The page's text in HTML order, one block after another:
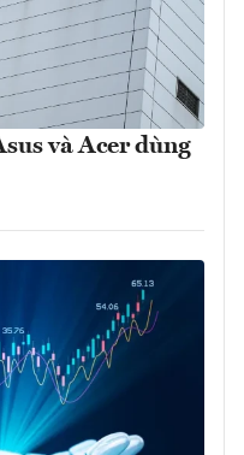
và Acer dùng